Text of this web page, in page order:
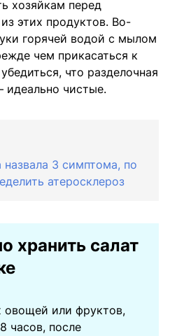
хозяйкам перед
этих продуктов. Во-
горячей водой с мылом
чем прикасаться к
что разделочная
чистые.
3 симптома, по
атеросклероз
хранить салат
овощей или фруктов,
часов, после